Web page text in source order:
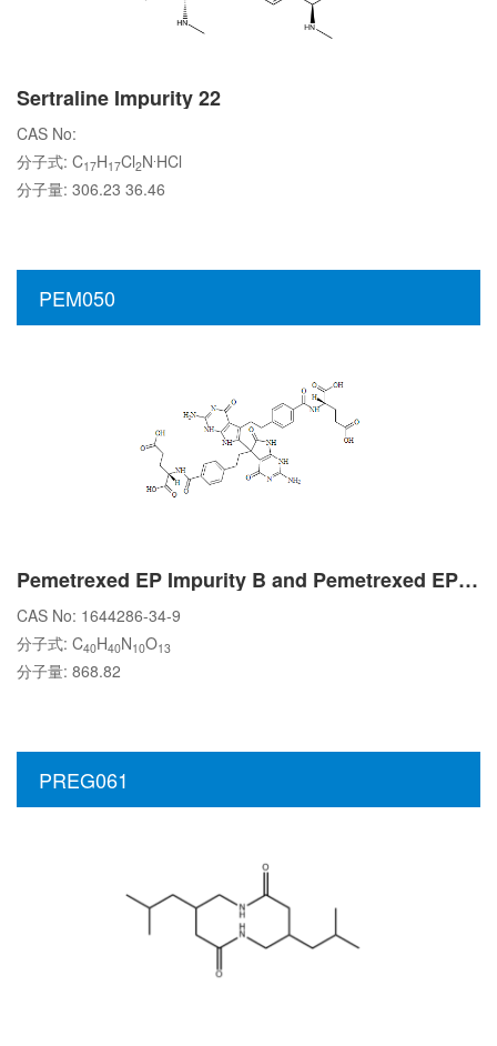
Sertraline Impurity 22
CAS No:
分子式: C17H17Cl2N HCl
分子量: 306.23 36.46
PEM050
Pemetrexed EP Impurity B and Pemetrexed EP Impurity C
CAS No: 1644286-34-9
分子式: C40H40N10O13
分子量: 868.82
PREG061